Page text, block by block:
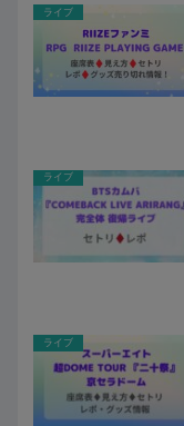
ライブ
ライブ
ライブ